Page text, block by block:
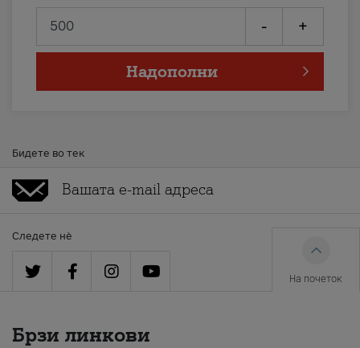
- +
Надополни
Бидете во тек
Следете нè
На почеток
Брзи линкови